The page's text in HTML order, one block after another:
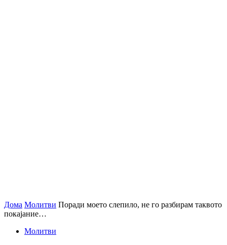
Дома Молитви Поради моето слепило, не го разбирам таквото
покајание…
Молитви